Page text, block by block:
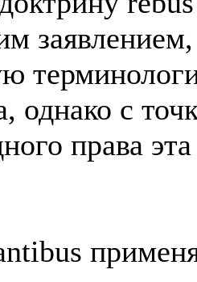
однако с
права